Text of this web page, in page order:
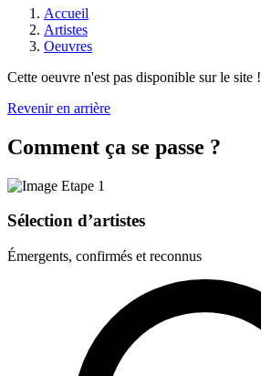
Accueil
Artistes
Oeuvres
Cette oeuvre n'est pas disponible sur le site !
Revenir en arrière
Comment ça se passe ?
Sélection d’artistes
Émergents, confirmés et reconnus